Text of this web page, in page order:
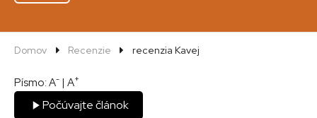
Domov Recenzie recenzia Kavej
Písmo: A- | A+
Počúvajte článok